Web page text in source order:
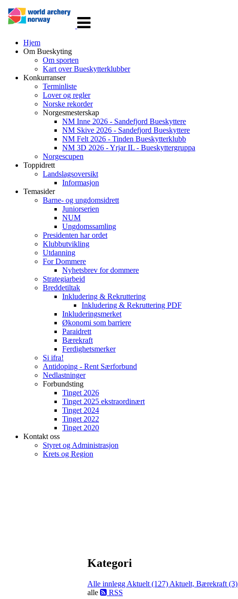
navigasjon
Hjem
Om Bueskyting
Om sporten
Kart over Bueskytterklubber
Konkurranser
Terminliste
Lover og regler
Norske rekorder
Norgesmesterskap
NM Inne 2026 - Sandefjord Bueskyttere
NM Skive 2026 - Sandefjord Bueskyttere
NM Felt 2026 - Tinden Bueskytterklubb
NM 3D 2026 - Yrjar IL - Bueskyttergruppa
Norgescupen
Toppidrett
Landslagsoversikt
Informasjon
Temasider
Barne- og ungdomsidrett
Juniorserien
NUM
Ungdomssamling
Presidenten har ordet
Klubbutvikling
Utdanning
For Dommere
Nyhetsbrev for dommere
Strategiarbeid
Breddetiltak
Inkludering & Rekruttering
Inkludering & Rekruttering PDF
Inkluderingsmerket
Økonomi som barriere
Paraidrett
Bærekraft
Ferdighetsmerker
Si ifra!
Antidoping - Rent Særforbund
Nedlastninger
Forbundsting
Tinget 2026
Tinget 2025 ekstraordinært
Tinget 2024
Tinget 2022
Tinget 2020
Kontakt oss
Styret og Administrasjon
Krets og Region
Kategori
Alle innlegg Aktuelt (127) Aktuelt, Bærekraft (3)
alle
RSS